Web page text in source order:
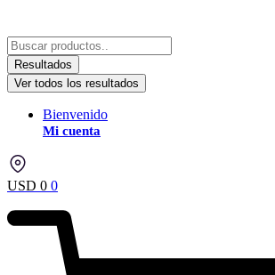
Resultados
Ver todos los resultados
Bienvenido
Mi cuenta
USD 0 0